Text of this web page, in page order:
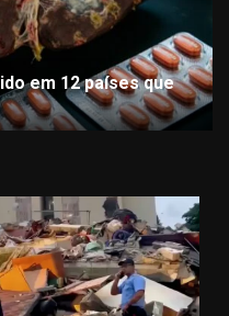
em 12 países que
CULINÁRIAS
de boteco em casa: 5
para o fim de